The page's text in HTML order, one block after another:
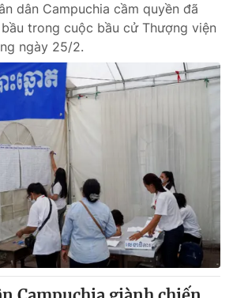
Infographic
Shorts video
VTV Thể thao
Bất động sản
Tấm lòng Việt
Vươn mình bằng AI
VTV8
dân Campuchia cầm quyền đã
trong cuộc bầu cử Thượng viện
ngày 25/2.